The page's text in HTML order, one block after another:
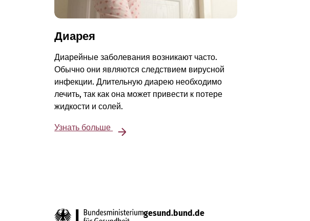
Диарея
Диарейные заболевания возникают часто.
Обычно они являются следствием вирусной
инфекции. Длительную диарею необходимо
лечить, так как она может привести к потере
жидкости и солей.
Узнать больше
gesund.bund.de